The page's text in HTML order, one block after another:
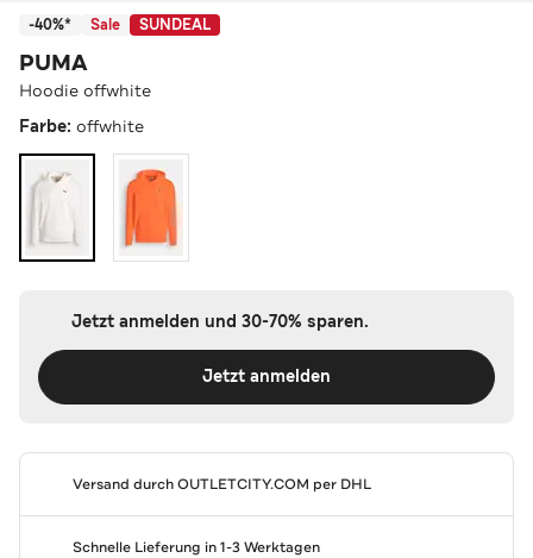
-40%* Sale SUNDEAL
PUMA
Hoodie offwhite
Farbe: offwhite
Jetzt anmelden und 30-70% sparen.
Jetzt anmelden
Versand durchOUTLETCITY.COM per DHL
Schnelle Lieferung in 1-3 Werktagen